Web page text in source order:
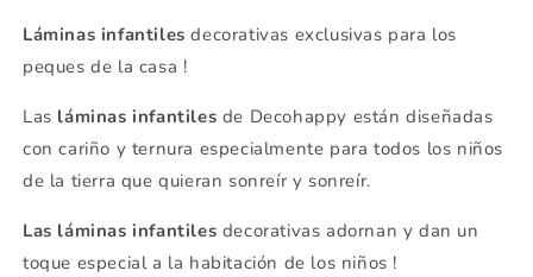
Láminas infantiles decorativas exclusivas para los
peques de la casa !
Las láminas infantiles de Decohappy están diseñadas
con cariño y ternura especialmente para todos los niños
de la tierra que quieran sonreír y sonreír.
Las láminas infantiles decorativas adornan y dan un
toque especial a la habitación de los niños !